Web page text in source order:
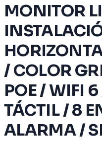
MONITOR
/ COLOR
POE / WIFI
TÁCTIL / 8
ALARMA /